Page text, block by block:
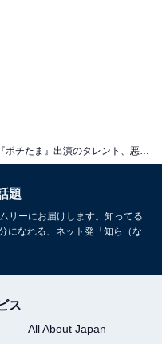
題
リーにお届けします。知ってる
になれる、ネット発「知ら（な
ス
All About Japan